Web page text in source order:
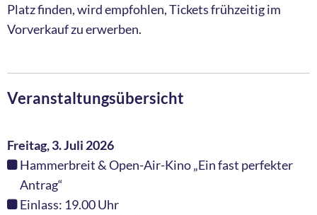
Platz finden, wird empfohlen, Tickets frühzeitig im
Vorverkauf zu erwerben.
Veranstaltungsübersicht
Freitag, 3. Juli 2026
Hammerbreit & Open-Air-Kino „Ein fast perfekter
Antrag“
Einlass: 19.00 Uhr